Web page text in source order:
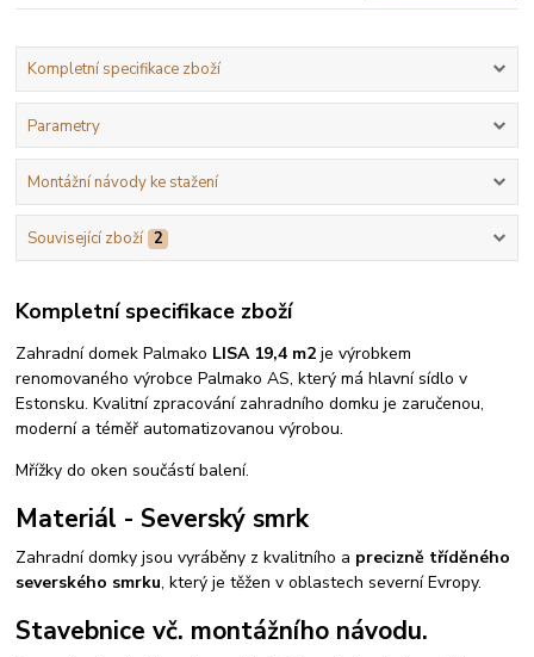
Kompletní specifikace zboží
Parametry
Montážní návody ke stažení
Související zboží 2
Kompletní specifikace zboží
Zahradní domek Palmako LISA 19,4 m2je výrobkem
renomovaného výrobce Palmako AS, který má hlavní sídlo v
Estonsku. Kvalitní zpracování zahradního domku je zaručenou,
moderní a téměř automatizovanou výrobou.
Mřížky do oken součástí balení.
Materiál - Severský smrk
Zahradní domky jsou vyráběny z kvalitního a precizně tříděného
severského smrku, který je těžen v oblastech severní Evropy.
Stavebnice vč. montážního návodu.